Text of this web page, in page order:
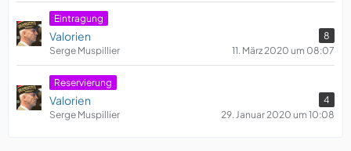
Eintragung
Valorien
8
Serge Muspillier
11. März 2020 um 08:07
Reservierung
Valorien
4
Serge Muspillier
29. Januar 2020 um 10:08